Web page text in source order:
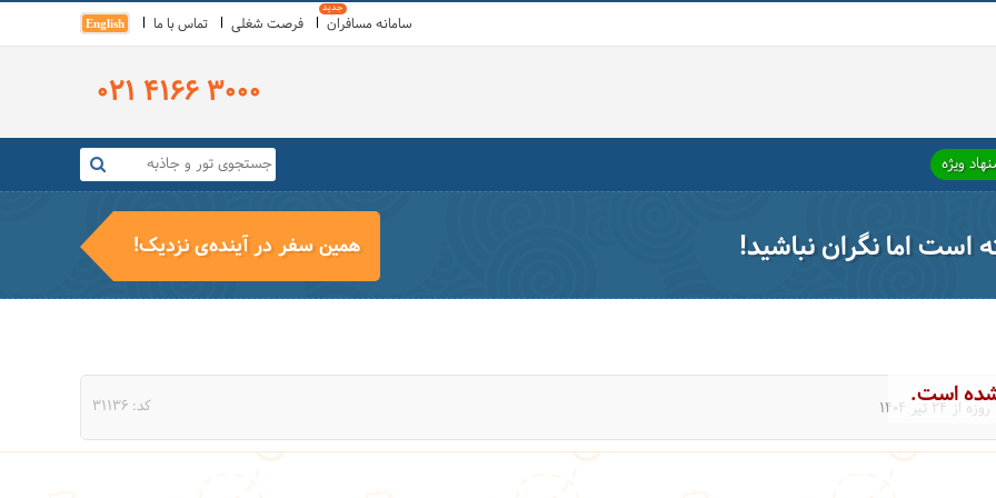
سامانه مسافران فرصت شغلی تماس با ما English
021 4166 3000
ویژه
است اما نگران نباشید! همین سفر در آینده‌ی نزدیک!
کد: 31136 است.